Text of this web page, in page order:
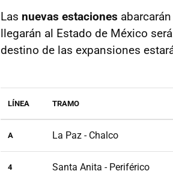
Las nuevas estaciones
llegarán al Estado de México
destino de las expansiones
LÍNEA TRAMO
A La Paz - Chalco
4 Santa Anita - Periférico